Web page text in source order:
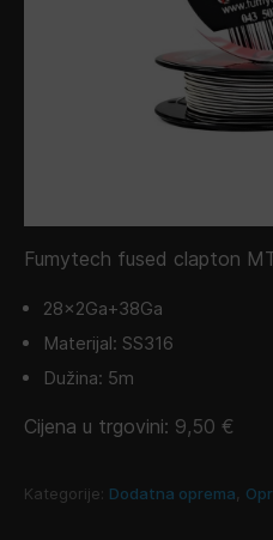
Fumytech fused clapton
28x2Ga+38Ga
Materijal: SS316
Dužina: 5m
Cijena u trgovini: 9,50 €
Kategorije: Dodatna oprema